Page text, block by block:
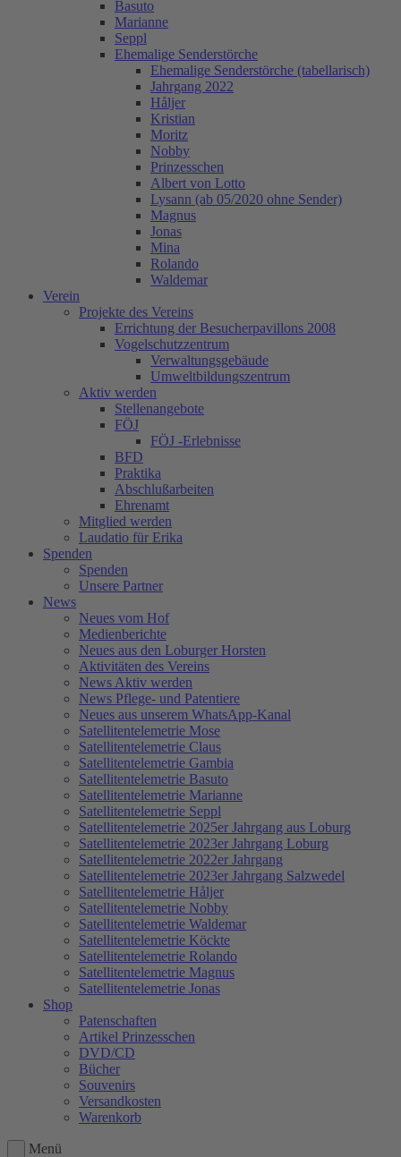
Basuto
Marianne
Seppl
Ehemalige Senderstörche
Ehemalige Senderstörche (tabellarisch)
Jahrgang 2022
Håljer
Kristian
Moritz
Nobby
Prinzesschen
Albert von Lotto
Lysann (ab 05/2020 ohne Sender)
Magnus
Jonas
Mina
Rolando
Waldemar
Verein
Projekte des Vereins
Errichtung der Besucherpavillons 2008
Vogelschutzzentrum
Verwaltungsgebäude
Umweltbildungszentrum
Aktiv werden
Stellenangebote
FÖJ
FÖJ -Erlebnisse
BFD
Praktika
Abschlußarbeiten
Ehrenamt
Mitglied werden
Laudatio für Erika
Spenden
Spenden
Unsere Partner
News
Neues vom Hof
Medienberichte
Neues aus den Loburger Horsten
Aktivitäten des Vereins
News Aktiv werden
News Pflege- und Patentiere
Neues aus unserem WhatsApp-Kanal
Satellitentelemetrie Mose
Satellitentelemetrie Claus
Satellitentelemetrie Gambia
Satellitentelemetrie Basuto
Satellitentelemetrie Marianne
Satellitentelemetrie Seppl
Satellitentelemetrie 2025er Jahrgang aus Loburg
Satellitentelemetrie 2023er Jahrgang Loburg
Satellitentelemetrie 2022er Jahrgang
Satellitentelemetrie 2023er Jahrgang Salzwedel
Satellitentelemetrie Håljer
Satellitentelemetrie Nobby
Satellitentelemetrie Waldemar
Satellitentelemetrie Köckte
Satellitentelemetrie Rolando
Satellitentelemetrie Magnus
Satellitentelemetrie Jonas
Shop
Patenschaften
Artikel Prinzesschen
DVD/CD
Bücher
Souvenirs
Versandkosten
Warenkorb
Menü